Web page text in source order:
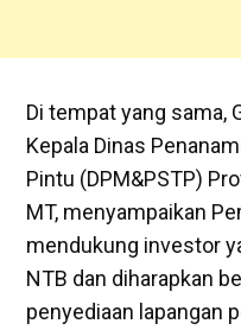
Di tempat yang sama,
Kepala Dinas
Pintu (DPM&PSTP)
MT, menyampaikan
mendukung investor
NTB dan diharapkan
penyediaan lapangan